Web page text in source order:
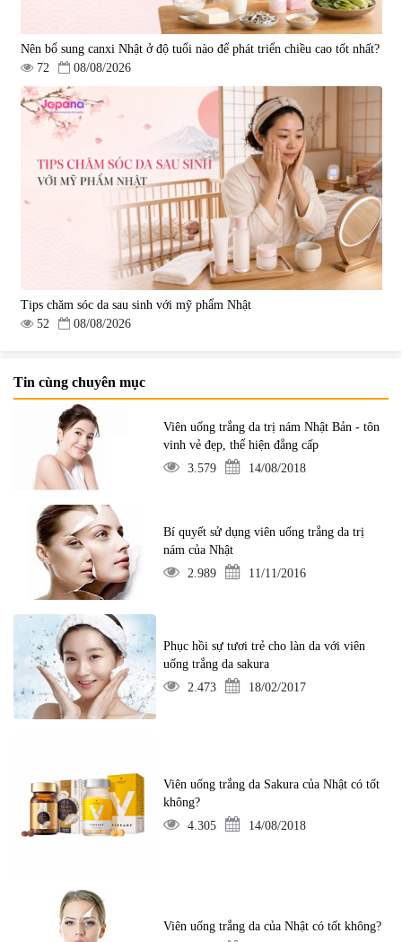
Nên bổ sung canxi Nhật ở độ tuổi nào để phát triển chiều cao tốt nhất?
72
08/08/2026
Tips chăm sóc da sau sinh với mỹ phẩm Nhật
52
08/08/2026
Tin cùng chuyên mục
Viên uống trắng da trị nám Nhật Bản - tôn
vinh vẻ đẹp, thể hiện đẳng cấp
3.579
14/08/2018
Bí quyết sử dụng viên uống trắng da trị
nám của Nhật
2.989
11/11/2016
Phục hồi sự tươi trẻ cho làn da với viên
uống trắng da sakura
2.473
18/02/2017
Viên uống trắng da Sakura của Nhật có tốt
không?
4.305
14/08/2018
Viên uống trắng da của Nhật có tốt không?